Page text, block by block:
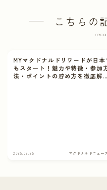
こちらの
MYマクドナルドリワードが日本
もスタート！魅力や特徴・参加
法・ポイントの貯め方を徹底解
2025.09.25 マクドナルドニュース